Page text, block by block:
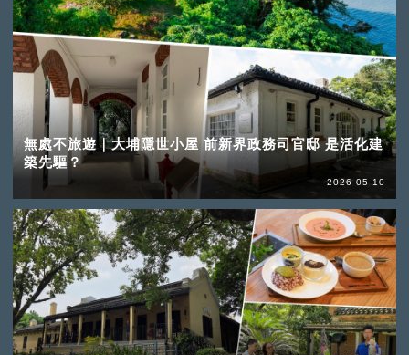
無處不旅遊｜大埔隱世小屋 前新界政務司官邸 是活化建
築先驅？
2026-05-10